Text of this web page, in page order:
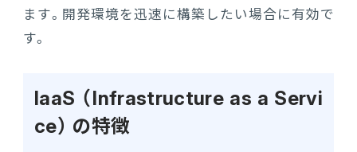
ます。開発環境を迅速に構築したい場合に有効で
す。
IaaS （Infrastructure as a Servi
ce） の特徴